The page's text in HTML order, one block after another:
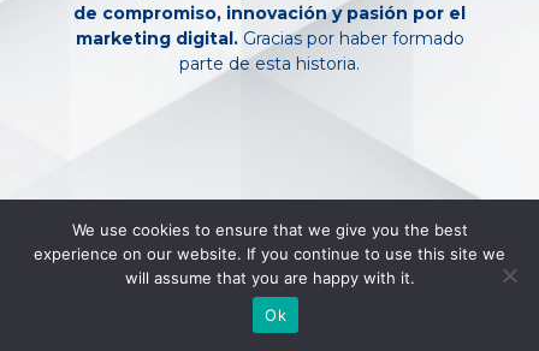
de compromiso, innovación y pasión por el
marketing digital.Gracias por haber formado
parte de esta historia.
We use cookies to ensure that we give you the best
experience on our website. If you continue to use this site we
will assume that you are happy with it.
Ok